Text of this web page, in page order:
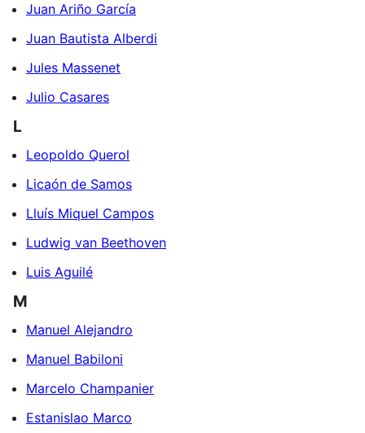
Juan Ariño García
Juan Bautista Alberdi
Jules Massenet
Julio Casares
L
Leopoldo Querol
Licaón de Samos
Lluís Miquel Campos
Ludwig van Beethoven
Luis Aguilé
M
Manuel Alejandro
Manuel Babiloni
Marcelo Champanier
Estanislao Marco